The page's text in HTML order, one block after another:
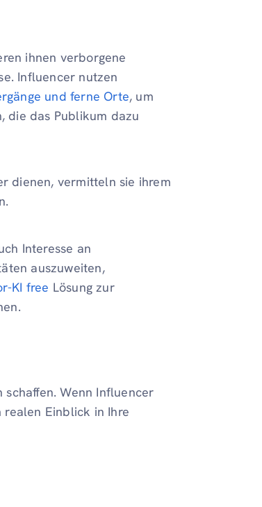
ihnen verborgene
Influencer nutzen
und ferne Orte, um
die das Publikum dazu
dienen, vermitteln sie ihrem
Interesse an
auszuweiten,
KI free Lösung zur
Wenn Influencer
realen Einblick in Ihre